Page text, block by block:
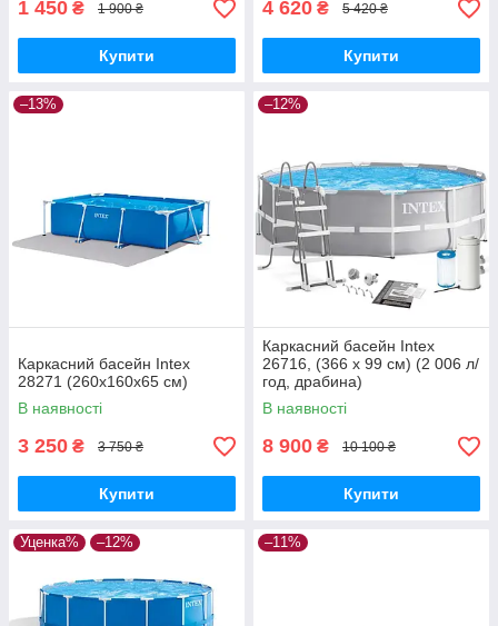
1 450 ₴ 1 900 ₴
Купити
4 620 ₴ 5 420 ₴
Купити
–13%
Каркасний басейн Intex
28271 (260х160х65 см)
В наявності
3 250 ₴ 3 750 ₴
Купити
–12%
Каркасний басейн Intex
26716, (366 x 99 см) (2 006 л/
год, драбина)
В наявності
8 900 ₴ 10 100 ₴
Купити
Уценка% –12% –11%